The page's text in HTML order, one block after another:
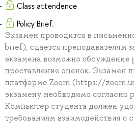
Class attendence
Policy Brief.
Экзамен проводится в
brief), сдается преподавателям
экзамена возможно обсуждение
проставление оценок. Экзамен
платформе Zoom (https://
экзамену необходимо согласно
Компьютер студента должен
требованиям взаимодействия с